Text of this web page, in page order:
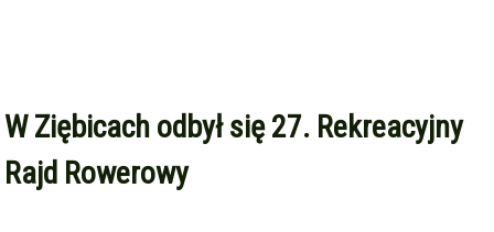
W Ziębicach odbył się 27. Rekreacyjny
Rajd Rowerowy